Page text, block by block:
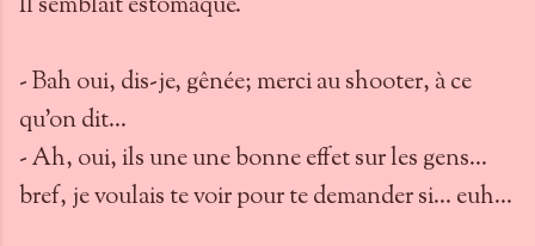
- Bah oui, dis-je, gênée; merci au shooter, à ce
qu'on dit...
- Ah, oui, ils une une bonne effet sur les gens...
bref, je voulais te voir pour te demander si... euh...